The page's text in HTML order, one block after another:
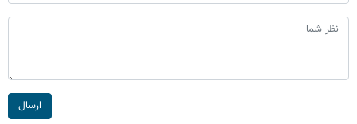
ارسال